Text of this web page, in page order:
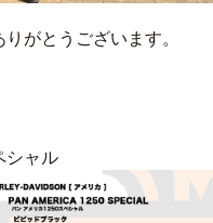
がとうございます。
シャル